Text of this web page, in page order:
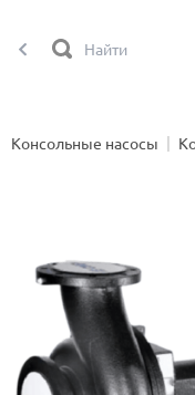
Консольные насосы